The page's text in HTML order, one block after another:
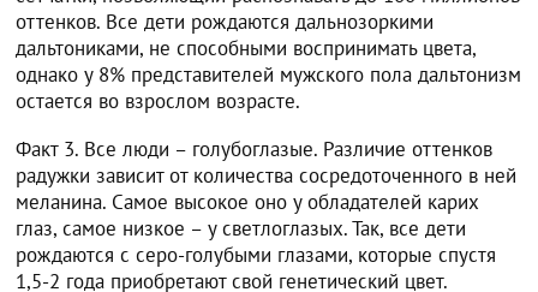
оттенков. Все дети рождаются дальнозоркими
дальтониками, не способными воспринимать цвета,
однако у 8% представителей мужского пола дальтонизм
остается во взрослом возрасте.
Факт 3. Все люди – голубоглазые. Различие оттенков
радужки зависит от количества сосредоточенного в ней
меланина. Самое высокое оно у обладателей карих
глаз, самое низкое – у светлоглазых. Так, все дети
рождаются с серо-голубыми глазами, которые спустя
1,5-2 года приобретают свой генетический цвет.